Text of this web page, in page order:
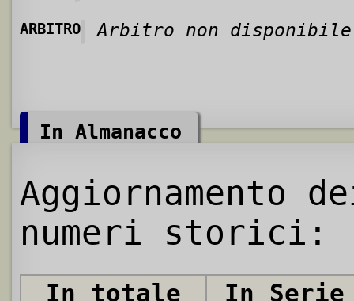
ARBITRO Arbitro non disponibile
In Almanacco
Aggiornamento
numeri storici:
In totale
In Serie